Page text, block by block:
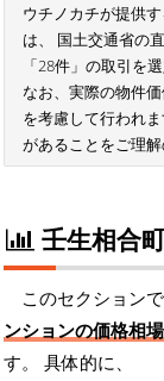
ウチノカチが提供
は、 国土交通省の
「28件」の取引を
なお、実際の物件
を考慮して行われ
があることをご理
壬生相合
このセクション
ンションの価格相
す。 具体的に、